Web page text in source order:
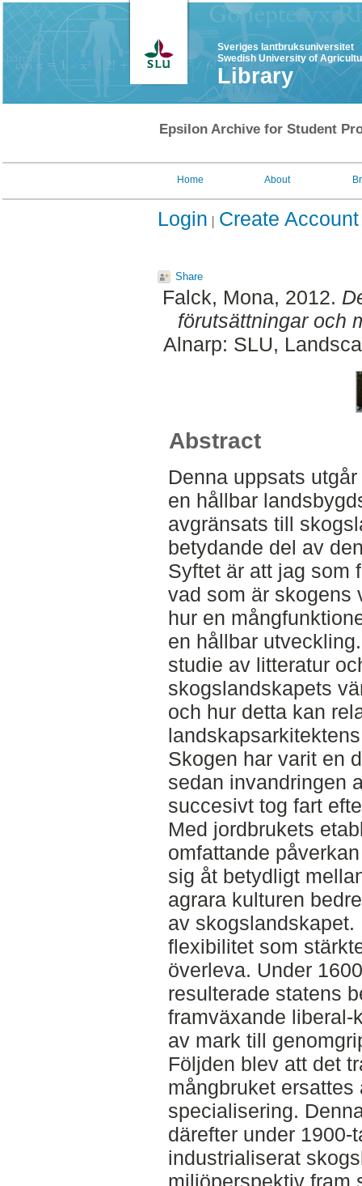
Sveriges lantbruksuniversitet
Swedish University of
Library
Epsilon Archive for Student
Home About
Login Create Account
Share
Falck, Mona, 2012.
förutsättningar och
Alnarp: SLU,
Abstract
Denna uppsats
en hållbar
avgränsats till
betydande del av
Syftet är att jag som
vad som är skogens
hur en
en hållbar
studie av litteratur
skogslandskapets
och hur detta kan
Skogen har varit en
sedan invandringen
succesivt tog fart
Med jordbrukets
omfattande
sig åt betydligt
agrara kulturen
av
flexibilitet som
överleva. Under
resulterade statens
framväxande
av mark till
Följden blev att det
mångbruket
specialisering.
därefter under
industrialiserat
miljöperspektiv fram